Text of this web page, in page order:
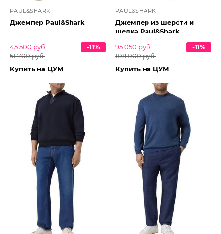
PAUL&SHARK
Джемпер Paul&Shark
45 500 руб.
51 700 руб.
-11%
Купить на ЦУМ
PAUL&SHARK
Джемпер из шерсти и
шелка Paul&Shark
95 050 руб.
108 000 руб.
-11%
Купить на ЦУМ